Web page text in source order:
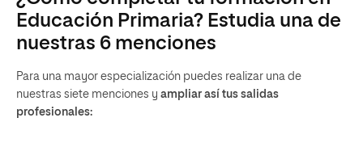
Educación Primaria? Estudia una de
nuestras 6 menciones
Para una mayor especialización puedes realizar una de
nuestras siete menciones y ampliar así tus salidas
profesionales: